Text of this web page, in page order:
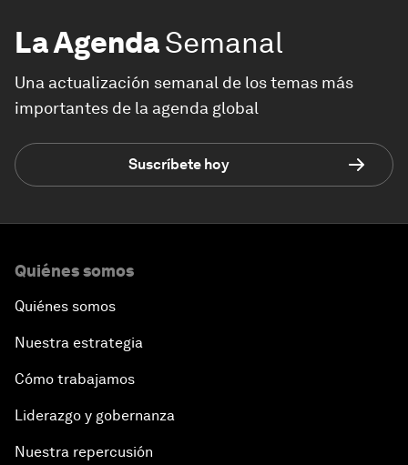
La AgendaSemanal
Una actualización semanal de los temas más
importantes de la agenda global
Suscríbete hoy
Quiénes somos
Quiénes somos
Nuestra estrategia
Cómo trabajamos
Liderazgo y gobernanza
Nuestra repercusión